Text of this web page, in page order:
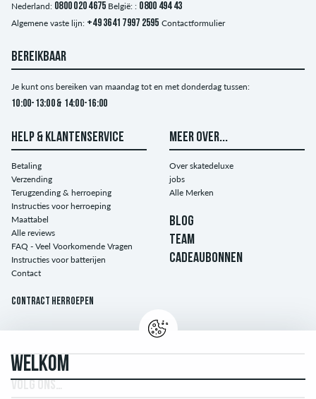
Nederland: 0800 020 4675 België: : 0800 494 43
Algemene vaste lijn: +49 3641 7997 2595 Contactformulier
BEREIKBAAR
Je kunt ons bereiken van maandag tot en met donderdag tussen:
10:00-13:00 & 14:00-16:00
HELP & KLANTENSERVICE
Betaling
Verzending
Terugzending & herroeping
Instructies voor herroeping
Maattabel
Alle reviews
FAQ - Veel Voorkomende Vragen
Instructies voor batterijen
Contact
Contract herroepen
MEER OVER...
Over skatedeluxe
jobs
Alle Merken
BLOG
TEAM
CADEAUBONNEN
WELKOM